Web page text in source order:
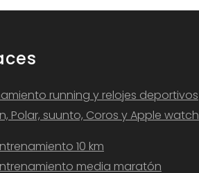
running y relojes deportivos
Polar, suunto, Coros y Apple watch
10 km
media maratón